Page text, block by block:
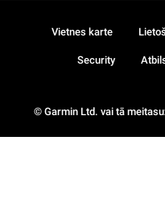
© Garmin Ltd. vai tā
Vietnes karte
Security